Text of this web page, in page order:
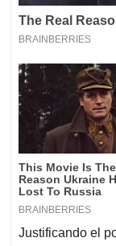
Justificando el